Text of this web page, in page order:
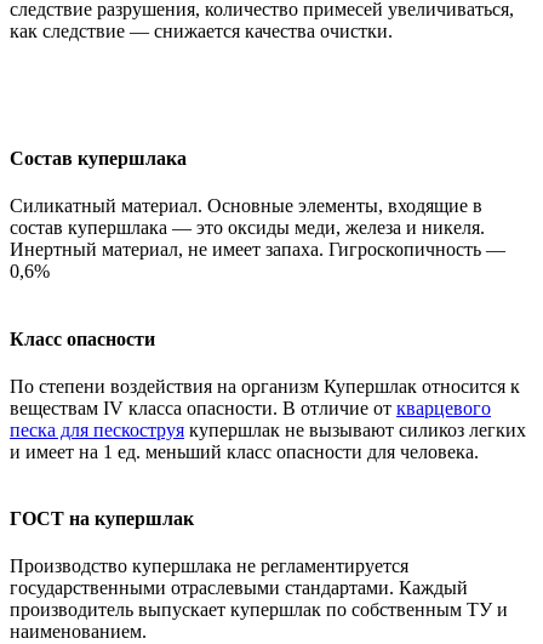
следствие разрушения, количество примесей увеличиваться,
как следствие — снижается качества очистки.
Состав купершлака
Силикатный материал. Основные элементы, входящие в
состав купершлака — это оксиды меди, железа и никеля.
Инертный материал, не имеет запаха. Гигроскопичность —
0,6%
Класс опасности
По степени воздействия на организм Купершлак относится к
веществам IV класса опасности. В отличие от кварцевого
песка для пескоструя купершлак не вызывают силикоз легких
и имеет на 1 ед. меньший класс опасности для человека.
ГОСТ на купершлак
Производство купершлака не регламентируется
государственными отраслевыми стандартами. Каждый
производитель выпускает купершлак по собственным ТУ и
наименованием.